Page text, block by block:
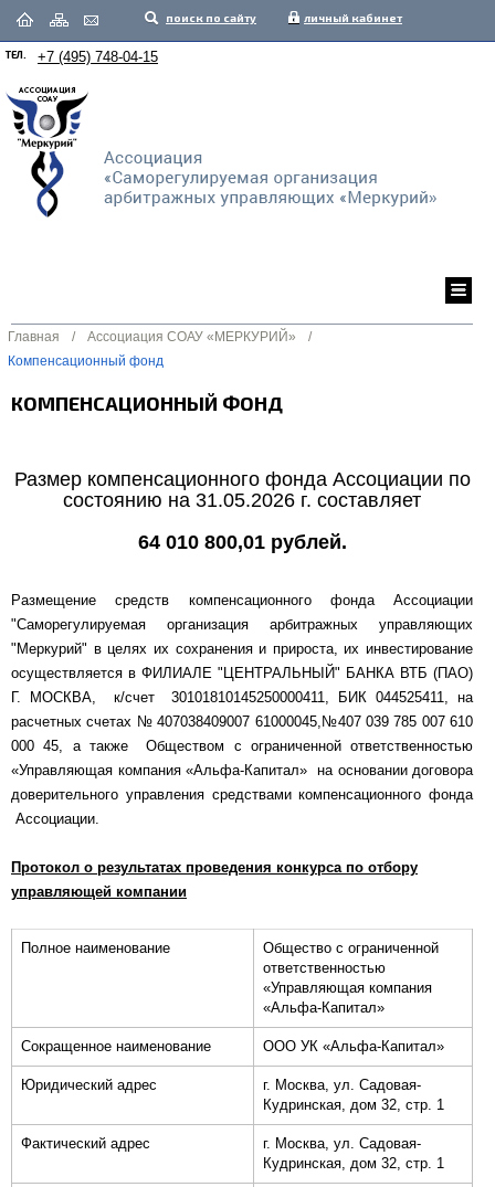
поиск по сайту личный кабинет
ТЕЛ. +7 (495) 748-04-15
Главная / Ассоциация СОАУ «МЕРКУРИЙ»
/
Компенсационный фонд
КОМПЕНСАЦИОННЫЙ ФОНД
Размер компенсационного фонда Ассоциации по
состоянию на 31.05.2026 г. составляет
64 010 800,01 рублей.
Размещение средств компенсационного фонда Ассоциации
"Саморегулируемая организация арбитражных управляющих
"Меркурий" в целях их сохранения и прироста, их инвестирование
осуществляется в ФИЛИАЛЕ "ЦЕНТРАЛЬНЫЙ" БАНКА ВТБ (ПАО)
Г. МОСКВА, к/счет 30101810145250000411, БИК 044525411, на
расчетных счетах № 407038409007 61000045,№407 039 785 007 610
000 45, а также Обществом с ограниченной ответственностью
«Управляющая компания «Альфа-Капитал» на основании договора
доверительного управления средствами компенсационного фонда
Ассоциации.
Протокол о результатах проведения конкурса по отбору
управляющей компании
Полное наименование
Общество с ограниченной
ответственностью
«Управляющая компания
«Альфа-Капитал»
Сокращенное наименование ООО УК «Альфа-Капитал»
Юридический адрес
г. Москва, ул. Садовая-
Кудринская, дом 32, стр. 1
Фактический адрес
г. Москва, ул. Садовая-
Кудринская, дом 32, стр. 1